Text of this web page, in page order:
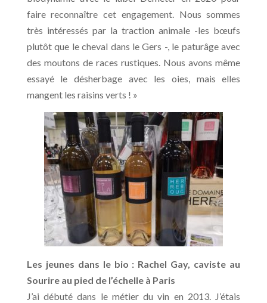
faire reconnaître cet engagement. Nous sommes
très intéressés par la traction animale -les bœufs
plutôt que le cheval dans le Gers -, le paturâge avec
des moutons de races rustiques. Nous avons même
essayé le désherbage avec les oies, mais elles
mangent les raisins verts ! »
Les jeunes dans le bio : Rachel Gay, caviste au
Sourire au pied de l’échelle à Paris
J’ai débuté dans le métier du vin en 2013. J’étais